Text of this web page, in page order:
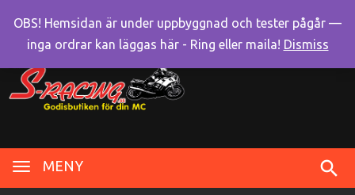
MENY
OBS! Hemsidan är under uppbyggnad och tester pågår —
inga ordrar kan läggas här - Ring eller maila! Dismiss